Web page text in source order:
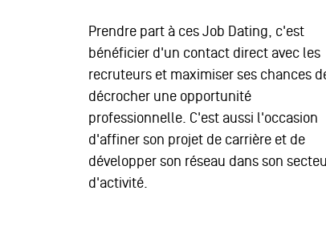
Prendre part à ces Job Dating, c'est
bénéficier d'un contact direct avec les
recruteurs et maximiser ses chances
décrocher une opportunité
professionnelle. C'est aussi l'occasion
d'affiner son projet de carrière et de
développer son réseau dans son
d'activité.